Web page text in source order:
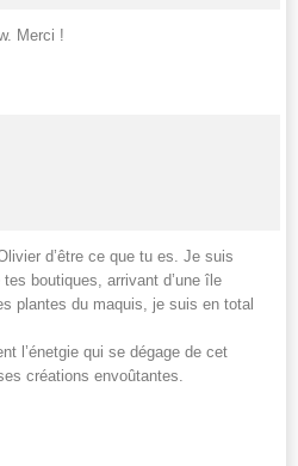
Merci !
d’être ce que tu es. Je suis
boutiques, arrivant d’une île
plantes du maquis, je suis en total
l’énetgie qui se dégage de cet
créations envoûtantes.